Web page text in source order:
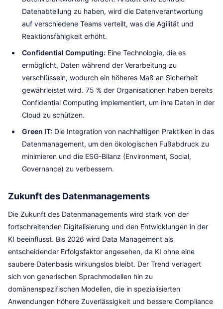
Datenabteilung zu haben, wird die Datenverantwortung
auf verschiedene Teams verteilt, was die Agilität und
Reaktionsfähigkeit erhöht.
Confidential Computing: Eine Technologie, die es
ermöglicht, Daten während der Verarbeitung zu
verschlüsseln, wodurch ein höheres Maß an Sicherheit
gewährleistet wird. 75 % der Organisationen haben bereits
Confidential Computing implementiert, um ihre Daten in der
Cloud zu schützen.
Green IT: Die Integration von nachhaltigen Praktiken in das
Datenmanagement, um den ökologischen Fußabdruck zu
minimieren und die ESG-Bilanz (Environment, Social,
Governance) zu verbessern.
Zukunft des Datenmanagements
Die Zukunft des Datenmanagements wird stark von der
fortschreitenden Digitalisierung und den Entwicklungen in der
KI beeinflusst. Bis 2026 wird Data Management als
entscheidender Erfolgsfaktor angesehen, da KI ohne eine
saubere Datenbasis wirkungslos bleibt. Der Trend verlagert
sich von generischen Sprachmodellen hin zu
domänenspezifischen Modellen, die in spezialisierten
Anwendungen höhere Zuverlässigkeit und bessere Compliance